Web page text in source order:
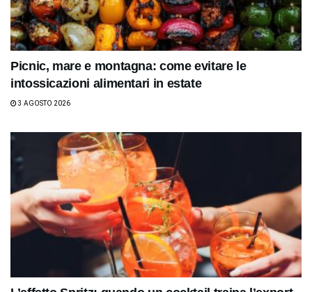
Picnic, mare e montagna: come evitare le
intossicazioni alimentari in estate
3 AGOSTO 2026